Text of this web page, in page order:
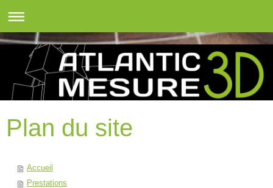
Plan du site
Accueil
Prestations